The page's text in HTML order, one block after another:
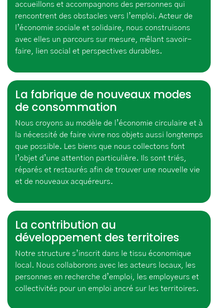
accueillons et accompagnons des personnes qui
rencontrent des obstacles vers l’emploi. Acteur de
l’économie sociale et solidaire, nous construisons
avec elles un parcours sur mesure, mêlant savoir-
faire, lien social et perspectives durables.
La fabrique de nouveaux modes
de consommation
Nous croyons au modèle de l’économie circulaire et à
la nécessité de faire vivre nos objets aussi longtemps
que possible. Les biens que nous collectons font
l’objet d’une attention particulière. Ils sont triés,
réparés et restaurés afin de trouver une nouvelle vie
et de nouveaux acquéreurs.
La contribution au
développement des territoires
Notre structure s’inscrit dans le tissu économique
local. Nous collaborons avec les acteurs locaux, les
personnes en recherche d’emploi, les employeurs et
collectivités pour un emploi ancré sur les territoires.